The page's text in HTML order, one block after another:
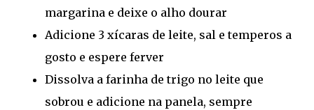
margarina e deixe o alho dourar
Adicione 3 xícaras de leite, sal e temperos a
gosto e espere ferver
Dissolva a farinha de trigo no leite que
sobrou e adicione na panela, sempre